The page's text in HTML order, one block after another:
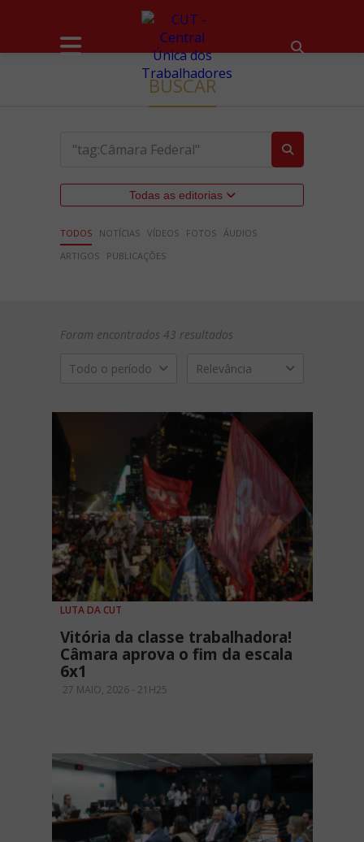
BUSCAR
Todas as editorias
TODOS NOTÍCIAS VÍDEOS FOTOS ÁUDIOS
ARTIGOS
PUBLICAÇÕES
Foram encontrados 43 resultados
Todo o período Relevância
LUTA DA CUT
Vitória da classe trabalhadora!
Câmara aprova o fim da escala
6x1
27 MAIO, 2026 - 21H25